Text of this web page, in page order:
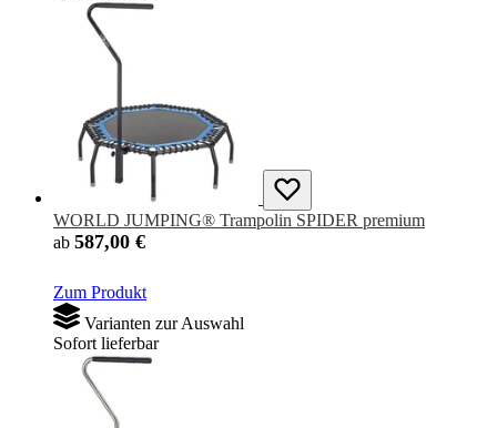
WORLD JUMPING® Trampolin SPIDER premium
ab 587,00 €
Zum Produkt
Varianten zur Auswahl
Sofort lieferbar